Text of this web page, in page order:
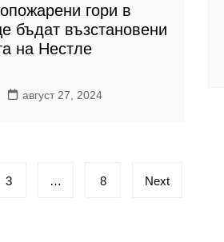
гори в
бъдат възстановени
на Нестле
август 27, 2024
3 … 8 Next